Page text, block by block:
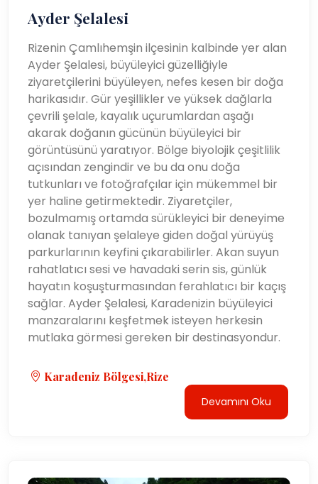
Ayder Şelalesi
Rizenin Çamlıhemşin ilçesinin kalbinde yer alan
Ayder Şelalesi, büyüleyici güzelliğiyle
ziyaretçilerini büyüleyen, nefes kesen bir doğa
harikasıdır. Gür yeşillikler ve yüksek dağlarla
çevrili şelale, kayalık uçurumlardan aşağı
akarak doğanın gücünün büyüleyici bir
görüntüsünü yaratıyor. Bölge biyolojik çeşitlilik
açısından zengindir ve bu da onu doğa
tutkunları ve fotoğrafçılar için mükemmel bir
yer haline getirmektedir. Ziyaretçiler,
bozulmamış ortamda sürükleyici bir deneyime
olanak tanıyan şelaleye giden doğal yürüyüş
parkurlarının keyfini çıkarabilirler. Akan suyun
rahatlatıcı sesi ve havadaki serin sis, günlük
hayatın koşuşturmasından ferahlatıcı bir kaçış
sağlar. Ayder Şelalesi, Karadenizin büyüleyici
manzaralarını keşfetmek isteyen herkesin
mutlaka görmesi gereken bir destinasyondur.
Karadeniz Bölgesi,Rize
Devamını Oku